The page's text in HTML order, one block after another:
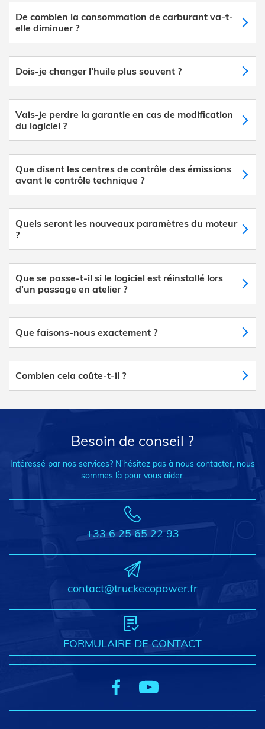
De combien la consommation de carburant va-t-
elle diminuer ?
Dois-je changer l’huile plus souvent ?
Vais-je perdre la garantie en cas de modification
du logiciel ?
Que disent les centres de contrôle des émissions
avant le contrôle technique ?
Quels seront les nouveaux paramètres du moteur
?
Que se passe-t-il si le logiciel est réinstallé lors
d’un passage en atelier ?
Que faisons-nous exactement ?
Combien cela coûte-t-il ?
Besoin de conseil ?
Intéressé par nos services? N'hésitez pas à nous contacter, nous
sommes là pour vous aider.
+33 6 25 65 22 93
contact@truckecopower.fr
FORMULAIRE DE CONTACT